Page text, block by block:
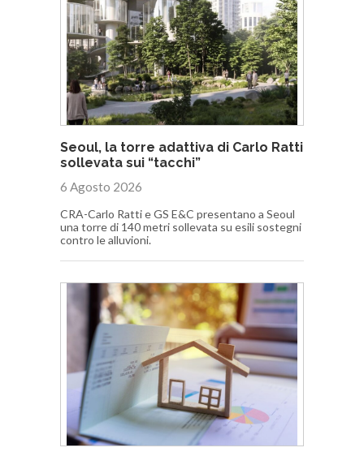
Seoul, la torre adattiva di Carlo Ratti
sollevata sui “tacchi”
6 Agosto 2026
CRA-Carlo Ratti e GS E&C presentano a Seoul
una torre di 140 metri sollevata su esili sostegni
contro le alluvioni.